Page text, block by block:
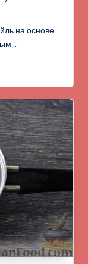
на основе